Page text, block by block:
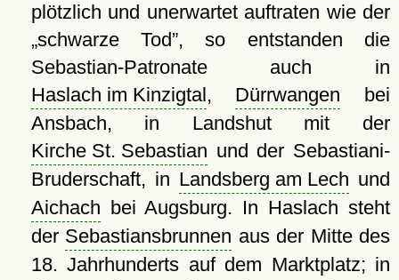
plötzlich und unerwartet auftraten wie der
schwarze Tod , so entstanden die
Sebastian-Patronate auch in
Haslach im Kinzigtal, Dürrwangen bei
Ansbach, in Landshut mit der
Kirche St. Sebastian und der Sebastiani-
Bruderschaft, in Landsberg am Lech und
Aichach bei Augsburg. In Haslach steht
der Sebastiansbrunnen aus der Mitte des
18. Jahrhunderts auf dem Marktplatz; in